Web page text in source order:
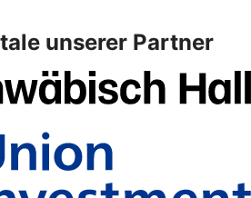
unserer Partner